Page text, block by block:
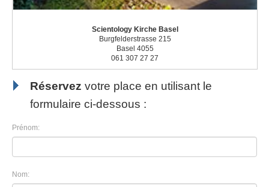
Scientology Kirche Basel
Burgfelderstrasse 215
Basel 4055
061 307 27 27
Réservez votre place en utilisant le
formulaire ci-dessous :
Prénom:
Nom: